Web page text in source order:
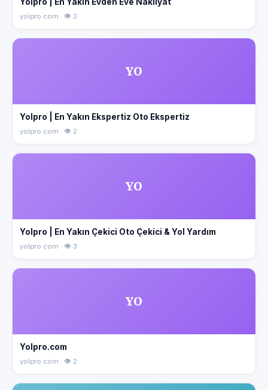
yolpro.com · 👁 3
YO
Yolpro | En Yakın Ekspertiz Oto Ekspertiz
yolpro.com · 👁 2
YO
Yolpro | En Yakın Çekici Oto Çekici & Yol Yardım
yolpro.com · 👁 3
YO
Yolpro.com
yolpro.com · 👁 2